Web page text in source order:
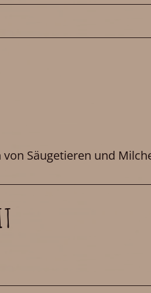
von Säugetieren und